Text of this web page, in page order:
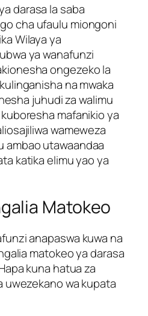
darasa la saba
cha ufaulu miongoni
Wilaya ya
ya wanafunzi
ongezeko la
na mwaka
juhudi za walimu
mafanikio ya
wameweza
ambao utawaandaa
katika elimu yao ya
Matokeo
anapaswa kuwa na
matokeo ya darasa
kuna hatua za
uwezekano wa kupata